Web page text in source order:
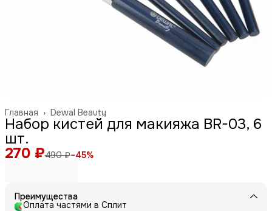
Dewal Beauty
Главная ›
Набор кистей для макияжа BR-03, 6
шт.
270 ₽490 ₽−45%
Преимущества
Оплата частями в Сплит